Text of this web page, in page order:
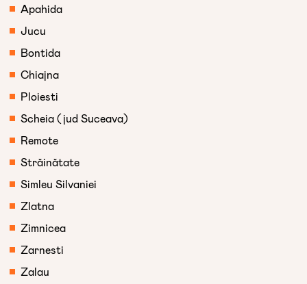
Apahida
Jucu
Bontida
Chiajna
Ploiesti
Scheia (jud Suceava)
Remote
Străinătate
Simleu Silvaniei
Zlatna
Zimnicea
Zarnesti
Zalau